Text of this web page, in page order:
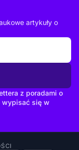
artykuły o
z poradami o
wypisać się w